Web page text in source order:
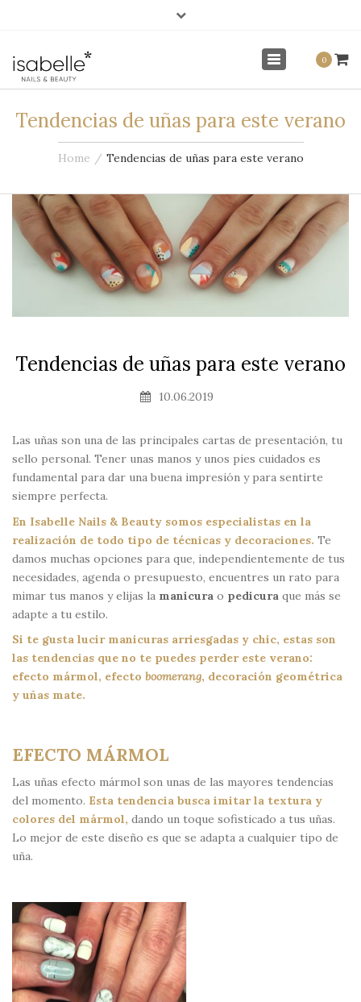
0
Toggle
navigation
Tendencias de uñas para este verano
Home Tendencias de uñas para este verano
Tendencias de uñas para este verano
10.06.2019
Las uñas son una de las principales cartas de presentación, tu
sello personal. Tener unas manos y unos pies cuidados es
fundamental para dar una buena impresión y para sentirte
siempre perfecta.
En Isabelle Nails & Beauty somos especialistas en la
realización de todo tipo de técnicas y decoraciones. Te
damos muchas opciones para que, independientemente de tus
necesidades, agenda o presupuesto, encuentres un rato para
mimar tus manos y elijas la manicura o pedicura que más se
adapte a tu estilo.
Si te gusta lucir manicuras arriesgadas y chic, estas son
las tendencias que no te puedes perder este verano:
efecto mármol, efecto boomerang, decoración geométrica
y uñas mate.
EFECTO MÁRMOL
Las uñas efecto mármol son unas de las mayores tendencias
del momento. Esta tendencia busca imitar la textura y
colores del mármol, dando un toque sofisticado a tus uñas.
Lo mejor de este diseño es que se adapta a cualquier tipo de
uña.